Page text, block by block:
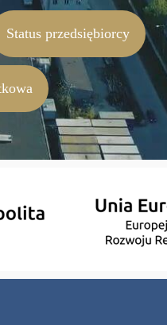
Status przedsiębiorcy